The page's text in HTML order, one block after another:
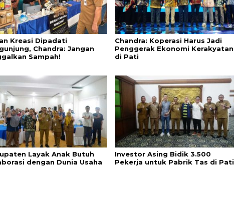
Kreasi Dipadati
Chandra: Jangan
Sampah!
Chandra: Koperasi Harus Jadi
Penggerak Ekonomi Kerakyatan
di Pati
Layak Anak Butuh
dengan Dunia Usaha
Investor Asing Bidik 3.500
Pekerja untuk Pabrik Tas di Pati